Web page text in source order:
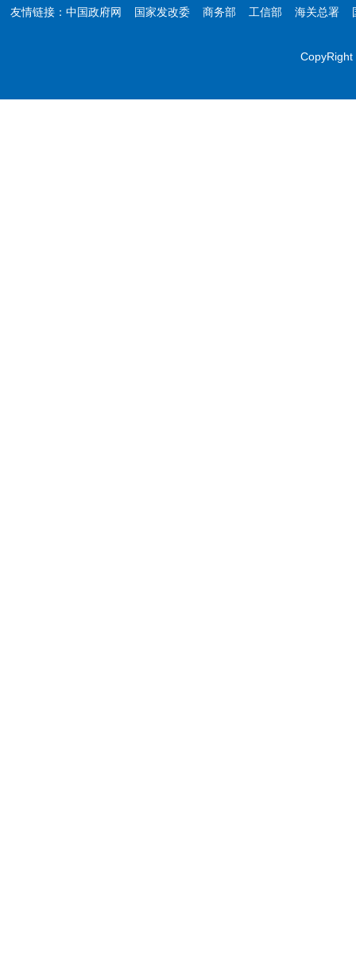
友情链接： 中国政府网 国家发改委 商务部 工信部 海关总署